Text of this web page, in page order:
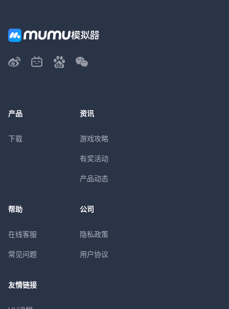
产品
下载
资讯
游戏攻略
有奖活动
产品动态
帮助
在线客服
常见问题
公司
隐私政策
用户协议
友情链接